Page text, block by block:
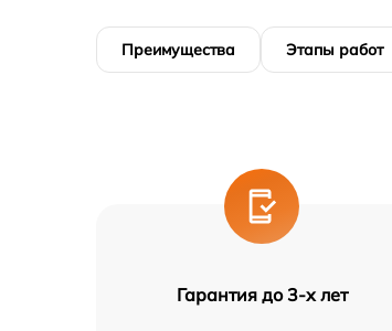
Преимущества Этапы работ
Гарантия до 3-х лет